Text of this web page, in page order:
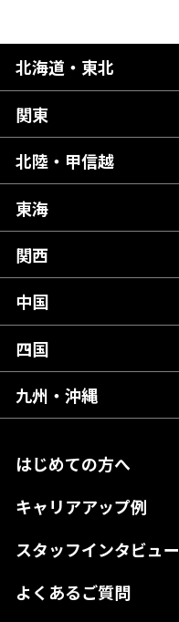
はじめての方へ
キャリアアップ例
スタッフインタビュー
よくあるご質問
北海道・東北
北海道
青森県
秋田県
岩手県
宮城県
福島県
関東
茨城県
栃木県
群馬県
千葉県
東京都
神奈川県
北陸・甲信越
新潟県
富山県
石川県
山梨県
長野県
東海
岐阜県
静岡県
愛知県
関西
滋賀県
京都府
大阪府
奈良県
和歌山県
中国
広島県
岡山県
島根県
山口県
四国
愛媛県
徳島県
九州・沖縄
熊本県